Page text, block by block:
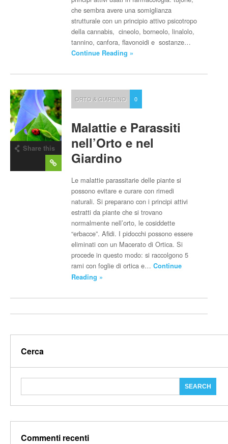
che sembra avere una somiglianza
strutturale con un principio attivo psicotropo
della cannabis, cineolo, borneolo, linalolo,
tannino, canfora, flavonoidi e sostanze…
Continue Reading »
Share this
ORTO & GIARDINO 0
Malattie e Parassiti
nell’Orto e nel
Giardino
Le malattie parassitarie delle piante si
possono evitare e curare con rimedi
naturali. Si preparano con i principi attivi
estratti da piante che si trovano
normalmente nell’orto, le cosiddette
“erbacce”. Afidi. I pidocchi possono essere
eliminati con un Macerato di Ortica. Si
procede in questo modo: si raccolgono 5
rami con foglie di ortica e…Continue
Reading »
Cerca
Commenti recenti